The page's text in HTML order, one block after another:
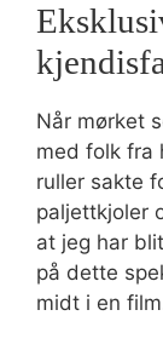
Når mørket
med folk fra
ruller sakte
paljettkjoler
at jeg har
på dette
midt i en